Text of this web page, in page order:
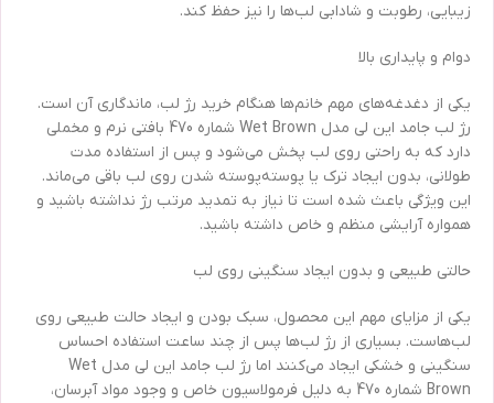
زیبایی، رطوبت و شادابی لب‌ها را نیز حفظ کند.
دوام و پایداری بالا
یکی از دغدغه‌های مهم خانم‌ها هنگام خرید رژ لب، ماندگاری آن است.
رژ لب جامد این لی مدل Wet Brown شماره 470 بافتی نرم و مخملی
دارد که به راحتی روی لب پخش می‌شود و پس از استفاده مدت
طولانی، بدون ایجاد ترک یا پوسته‌پوسته شدن روی لب باقی می‌ماند.
این ویژگی باعث شده است تا نیاز به تمدید مرتب رژ نداشته باشید و
همواره آرایشی منظم و خاص داشته باشید.
حالتی طبیعی و بدون ایجاد سنگینی روی لب
یکی از مزایای مهم این محصول، سبک بودن و ایجاد حالت طبیعی روی
لب‌هاست. بسیاری از رژ لب‌ها پس از چند ساعت استفاده احساس
سنگینی و خشکی ایجاد می‌کنند اما رژ لب جامد این لی مدل Wet
Brown شماره 470 به دلیل فرمولاسیون خاص و وجود مواد آبرسان،